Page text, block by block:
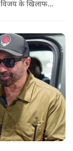
विजय के खिलाफ